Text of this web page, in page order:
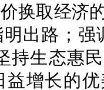
换取经济
出路；强
持生态惠
增长的